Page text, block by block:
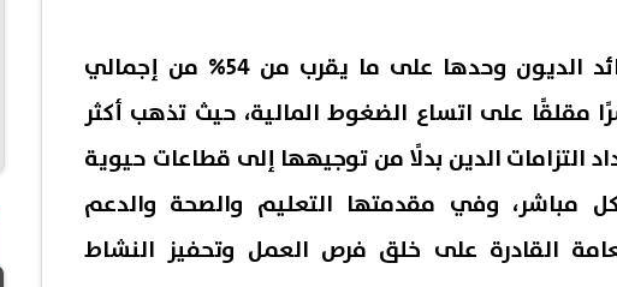
وأكد عمار، أن استحواذ فوائد الديون وحدها على ما يقرب من 54% من إجمالي
مقلقًا على اتساع الضغوط المالية، حيث تذهب أكثر
التزامات الدين بدلًا من توجيهها إلى قطاعات حيوية
مباشر، وفي مقدمتها التعليم والصحة والدعم
القادرة على خلق فرص العمل وتحفيز النشاط
مطعم أسماك ومحل حلويات
شهيرين
09 أغسطس, 2026 03:46 م